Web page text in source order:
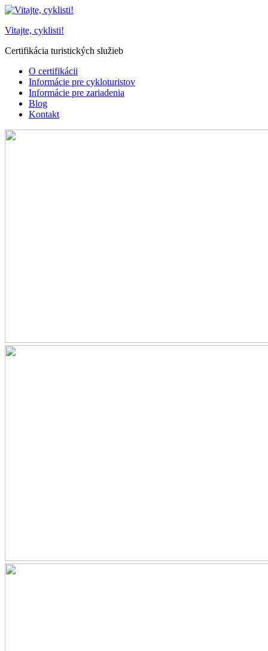
Prejsť
obsah
Vitajte, cyklisti!
Certifikácia turistických služieb
O certifikácii
Informácie pre cykloturistov
Informácie pre zariadenia
Blog
Kontakt